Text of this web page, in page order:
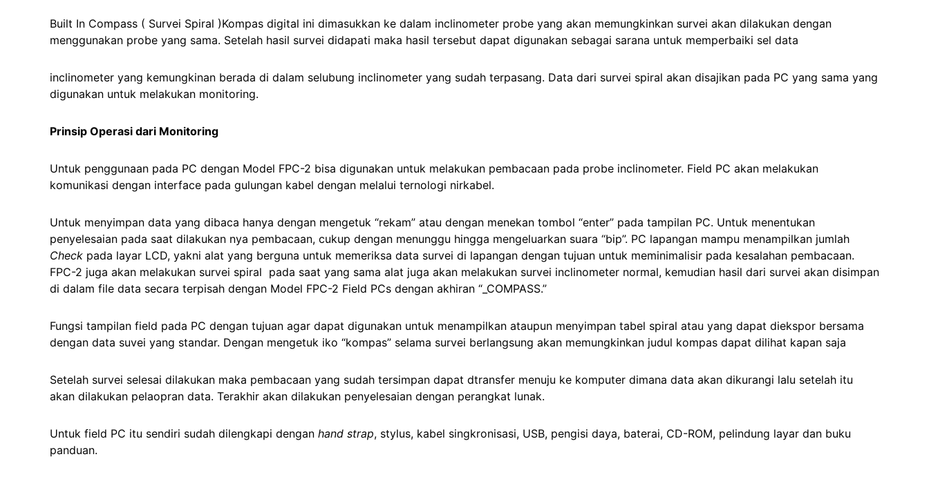
Built In Compass ( Survei Spiral )Kompas digital ini dimasukkan ke dalam inclinometer probe yang akan memungkinkan survei akan dilakukan dengan
menggunakan probe yang sama. Setelah hasil survei didapati maka hasil tersebut dapat digunakan sebagai sarana untuk memperbaiki sel data
inclinometer yang kemungkinan berada di dalam selubung inclinometer yang sudah terpasang. Data dari survei spiral akan disajikan pada PC yang sama yang
digunakan untuk melakukan monitoring.
Prinsip Operasi dari Monitoring
Untuk penggunaan pada PC dengan Model FPC-2 bisa digunakan untuk melakukan pembacaan pada probe inclinometer. Field PC akan melakukan
komunikasi dengan interface pada gulungan kabel dengan melalui ternologi nirkabel.
Untuk menyimpan data yang dibaca hanya dengan mengetuk “rekam” atau dengan menekan tombol “enter” pada tampilan PC. Untuk menentukan
penyelesaian pada saat dilakukan nya pembacaan, cukup dengan menunggu hingga mengeluarkan suara “bip”. PC lapangan mampu menampilkan jumlah
Check pada layar LCD, yakni alat yang berguna untuk memeriksa data survei di lapangan dengan tujuan untuk meminimalisir pada kesalahan pembacaan.
FPC-2 juga akan melakukan survei spiral pada saat yang sama alat juga akan melakukan survei inclinometer normal, kemudian hasil dari survei akan disimpan
di dalam file data secara terpisah dengan Model FPC-2 Field PCs dengan akhiran “_COMPASS.”
Fungsi tampilan field pada PC dengan tujuan agar dapat digunakan untuk menampilkan ataupun menyimpan tabel spiral atau yang dapat diekspor bersama
dengan data suvei yang standar. Dengan mengetuk iko “kompas” selama survei berlangsung akan memungkinkan judul kompas dapat dilihat kapan saja
Setelah survei selesai dilakukan maka pembacaan yang sudah tersimpan dapat dtransfer menuju ke komputer dimana data akan dikurangi lalu setelah itu
akan dilakukan pelaopran data. Terakhir akan dilakukan penyelesaian dengan perangkat lunak.
Untuk field PC itu sendiri sudah dilengkapi dengan hand strap, stylus, kabel singkronisasi, USB, pengisi daya, baterai, CD-ROM, pelindung layar dan buku
panduan.